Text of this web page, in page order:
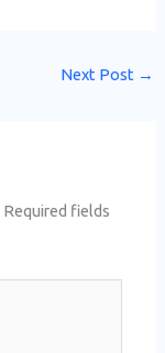
Next Post →
Required fields